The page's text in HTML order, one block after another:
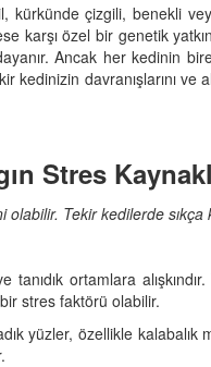
kürkünde çizgili, benekli
karşı özel bir genetik
Ancak her kedinin
davranışlarını ve
Stres
Tekir kedilerde sıkça
ortamlara
stres faktörü olabilir.
yüzler, özellikle